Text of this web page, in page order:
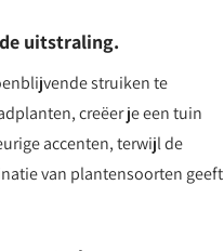
uitstraling.
struiken te
creëer je een tuin
accenten, terwijl de
van plantensoorten geeft